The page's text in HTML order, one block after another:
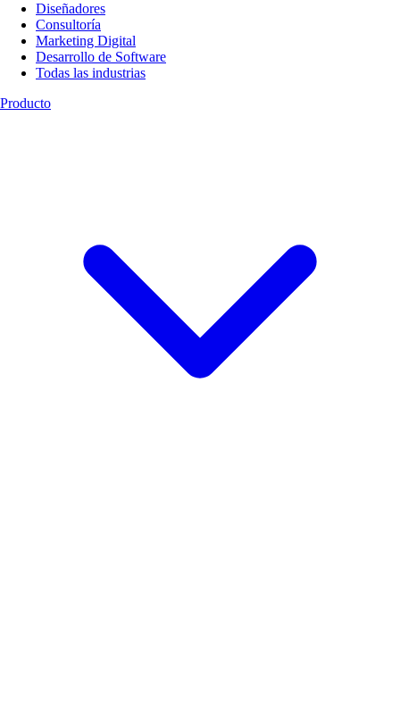
Diseñadores
Consultoría
Marketing Digital
Desarrollo de Software
Todas las industrias
Producto